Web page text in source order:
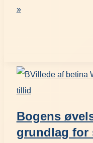
»
Bogens
grundlag for